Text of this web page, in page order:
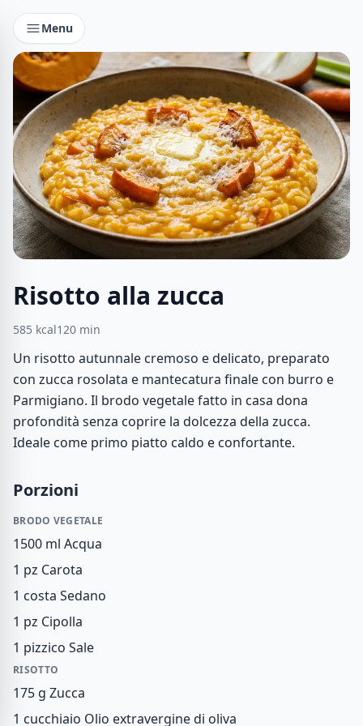
Menu
Risotto alla zucca
585 kcal120 min
Un risotto autunnale cremoso e delicato, preparato
con zucca rosolata e mantecatura finale con burro e
Parmigiano. Il brodo vegetale fatto in casa dona
profondità senza coprire la dolcezza della zucca.
Ideale come primo piatto caldo e confortante.
Porzioni
BRODO VEGETALE
1500 ml Acqua
1 pz Carota
1 costa Sedano
1 pz Cipolla
1 pizzico Sale
RISOTTO
175 g Zucca
1 cucchiaio Olio extravergine di oliva